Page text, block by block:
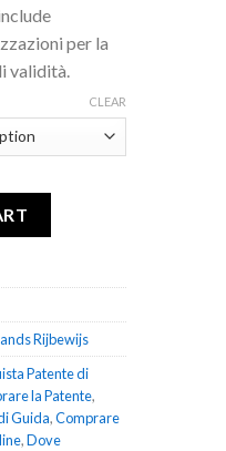
per la
validità.
CLEAR
Rijbewijs
Patente di
la Patente,
Guida,Comprare
,Dove